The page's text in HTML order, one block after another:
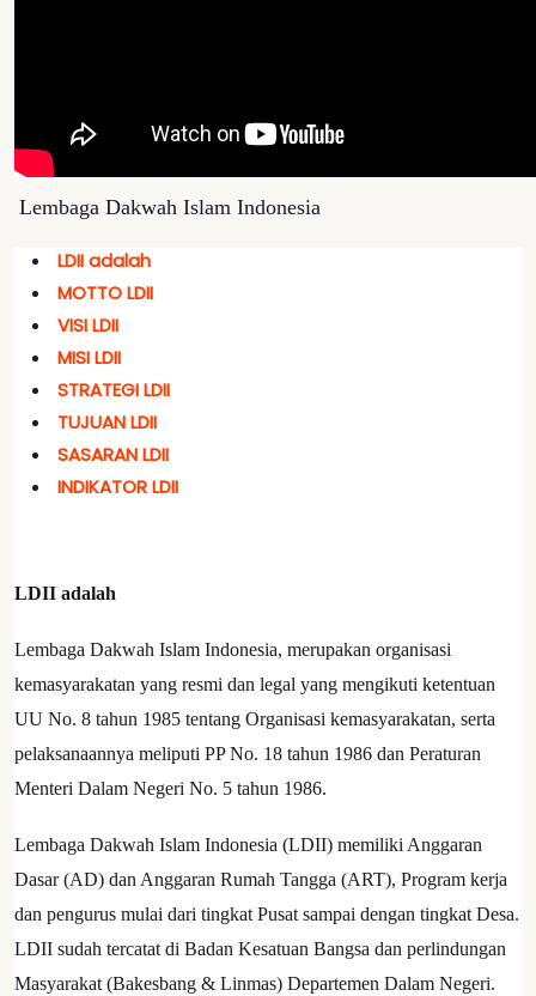
Lembaga Dakwah Islam Indonesia
LDII adalah
MOTTO LDII
VISI LDII
MISI LDII
STRATEGI LDII
TUJUAN LDII
SASARAN LDII
INDIKATOR LDII
LDII adalah
Lembaga Dakwah Islam Indonesia, merupakan organisasi
kemasyarakatan yang resmi dan legal yang mengikuti ketentuan
UU No. 8 tahun 1985 tentang Organisasi kemasyarakatan, serta
pelaksanaannya meliputi PP No. 18 tahun 1986 dan Peraturan
Menteri Dalam Negeri No. 5 tahun 1986.
Lembaga Dakwah Islam Indonesia (LDII) memiliki Anggaran
Dasar (AD) dan Anggaran Rumah Tangga (ART), Program kerja
dan pengurus mulai dari tingkat Pusat sampai dengan tingkat Desa.
LDII sudah tercatat di Badan Kesatuan Bangsa dan perlindungan
Masyarakat (Bakesbang & Linmas) Departemen Dalam Negeri.